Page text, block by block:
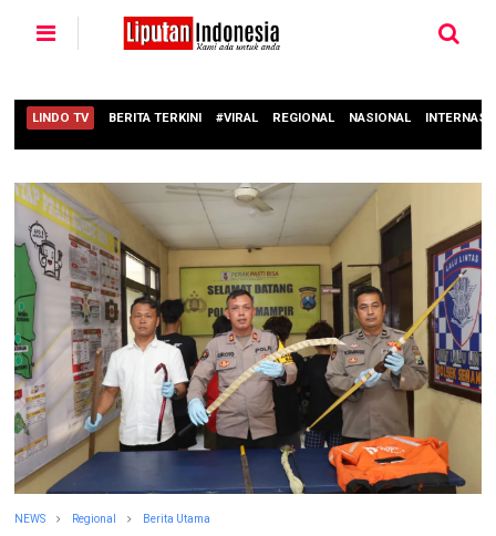
LINDO TV BERITA TERKINI #VIRAL REGIONAL NASIONAL
NEWS Regional Berita Utama